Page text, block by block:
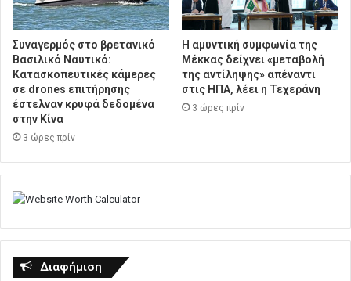
Συναγερμός στο βρετανικό
Βασιλικό Ναυτικό:
Κατασκοπευτικές κάμερες
σε drones επιτήρησης
έστελναν κρυφά δεδομένα
στην Κίνα
3 ώρες πρίν
Η αμυντική συμφωνία της
Μέκκας δείχνει «μεταβολή
της αντίληψης» απέναντι
στις ΗΠΑ, λέει η Τεχεράνη
3 ώρες πρίν
Διαφήμιση